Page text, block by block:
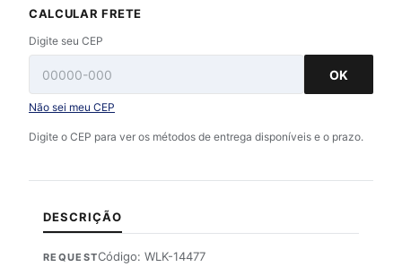
CALCULAR FRETE
Digite seu CEP
OK
Não sei meu CEP
Digite o CEP para ver os métodos de entrega disponíveis e o prazo.
DESCRIÇÃO
REQUESTCódigo: WLK-14477